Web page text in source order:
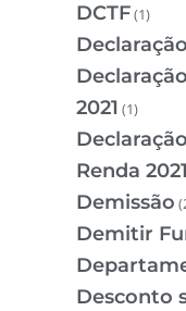
DCTF(1)
2021 (1)
Renda 2021
Demissão
Demitir
Desconto